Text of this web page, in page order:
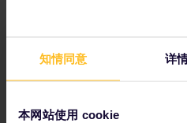
知情同意 详
本网站使用 cookie
Thalys高速列车3小
第7天：比利时布鲁日